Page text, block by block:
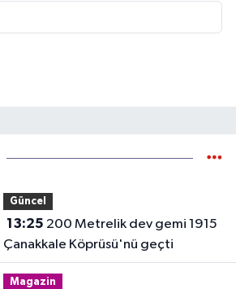
Güncel
13:25
Çanakkale Köprüsü'nü geçti
Magazin